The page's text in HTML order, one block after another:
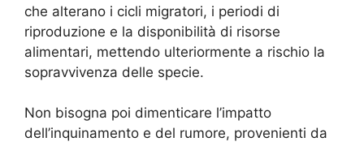
che alterano i cicli migratori, i periodi di
riproduzione e la disponibilità di risorse
alimentari, mettendo ulteriormente a rischio la
sopravvivenza delle specie.
Non bisogna poi dimenticare l’impatto
dell’inquinamento e del rumore, provenienti da